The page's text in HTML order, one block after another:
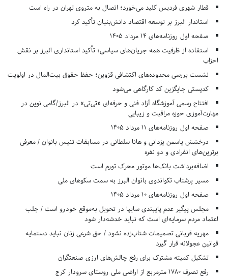
قطار شهری فردیس کلید می‌خورد؛ اتصال به متروی تهران در راه است
استاندار البرز بر توسعه اقتصاد دانش‌بنیان تأکید کرد
صفحه اول روزنامه‌های 14 مرداد 1405
استفاده از ظرفیت همه جریان‌های سیاسی؛ تأکید استانداری البرز بر نقش
احزاب
نشست بررسی محدوده‌های اکتشافی قزوین؛ حفظ حقوق بیت‌المال در اولویت
کدپستی جایگزین کد کارگاهی می‌شود
افتتاح رسمی آموزشگاه آزاد فنی و حرفه‌ای «تی‌تی» در البرز/گامی نوین در
مهارت‌آموزی حوزه مراقبت و زیبایی
صفحه اول روزنامه‌های 11 مرداد 1405
درخشش یاسمن یزدانی و هانا سلطانی در مسابقات تنیس بانوان / معرفی
برترین‌های انفرادی و دو نفره
اضافه‌برداشت بانک‌ها موتور محرک تورم است
مسیر پرشتاب تکواندوی بانوان البرز به سمت سکوهای ملی
صفحه اول روزنامه‌های 10 مرداد 1405
مجلس پیگیر عدم پایبندی سایپا در تحویل به‌موقع خودرو است / جلب
اعتماد مردم سرمایه‌ای است که نباید خدشه‌دار شود
مهریه قربانی تصمیمات شتاب‌زده نشود / حق شرعی زنان نباید دستمایه
قوانین عجولانه قرار گیرد
تشکیل کمیته مشترک برای رفع چالش‌های ارزی صنعتگران
رفع تصرف ۱۷۸۰ مترمربع از اراضی ملی روستای سرودار کرج